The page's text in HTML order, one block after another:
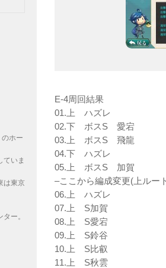
E-4周回結果
01.上 ハズレ
02.下 ボスS 愛宕
03.上 ボスS 飛龍
04.下 ハズレ
05.上 ボスS 加賀
–ここから編成変更(上ルー
06.上 ハズレ
07.上 S加賀
08.上 S愛宕
09.上 S鈴谷
10.上 S比叡
11.上 S秋雲
ホー
ていま
は東京
ー。